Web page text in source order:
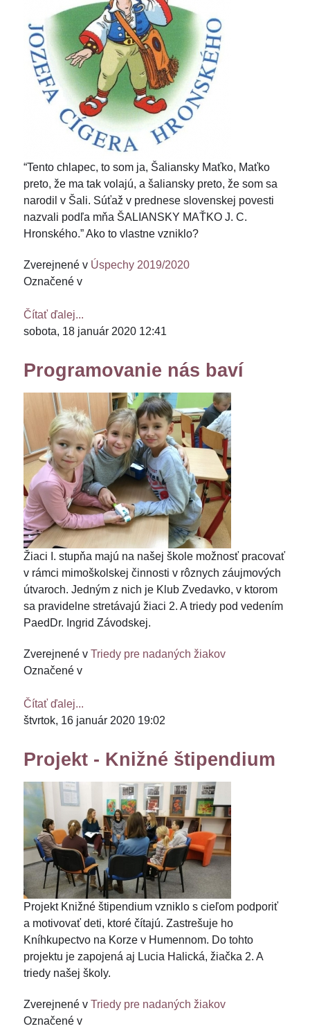
“Tento chlapec, to som ja, Šaliansky Maťko, Maťko
preto, že ma tak volajú, a šaliansky preto, že som sa
narodil v Šali. Súťaž v prednese slovenskej povesti
nazvali podľa mňa ŠALIANSKY MAŤKO J. C.
Hronského.” Ako to vlastne vzniklo?
Zverejnené v Úspechy 2019/2020
Označené v
Čítať ďalej...
sobota, 18 január 2020 12:41
Programovanie nás baví
Žiaci I. stupňa majú na našej škole možnosť pracovať
v rámci mimoškolskej činnosti v rôznych záujmových
útvaroch. Jedným z nich je Klub Zvedavko, v ktorom
sa pravidelne stretávajú žiaci 2. A triedy pod vedením
PaedDr. Ingrid Závodskej.
Zverejnené v Triedy pre nadaných žiakov
Označené v
Čítať ďalej...
štvrtok, 16 január 2020 19:02
Projekt - Knižné štipendium
Projekt Knižné štipendium vzniklo s cieľom podporiť
a motivovať deti, ktoré čítajú. Zastrešuje ho
Kníhkupectvo na Korze v Humennom. Do tohto
projektu je zapojená aj Lucia Halická, žiačka 2. A
triedy našej školy.
Zverejnené v Triedy pre nadaných žiakov
Označené v